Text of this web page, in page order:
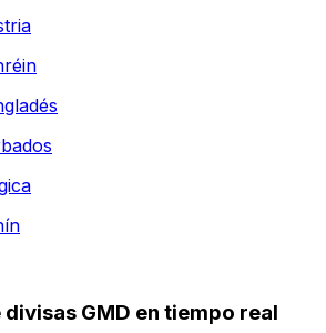
GMD en tiempo real